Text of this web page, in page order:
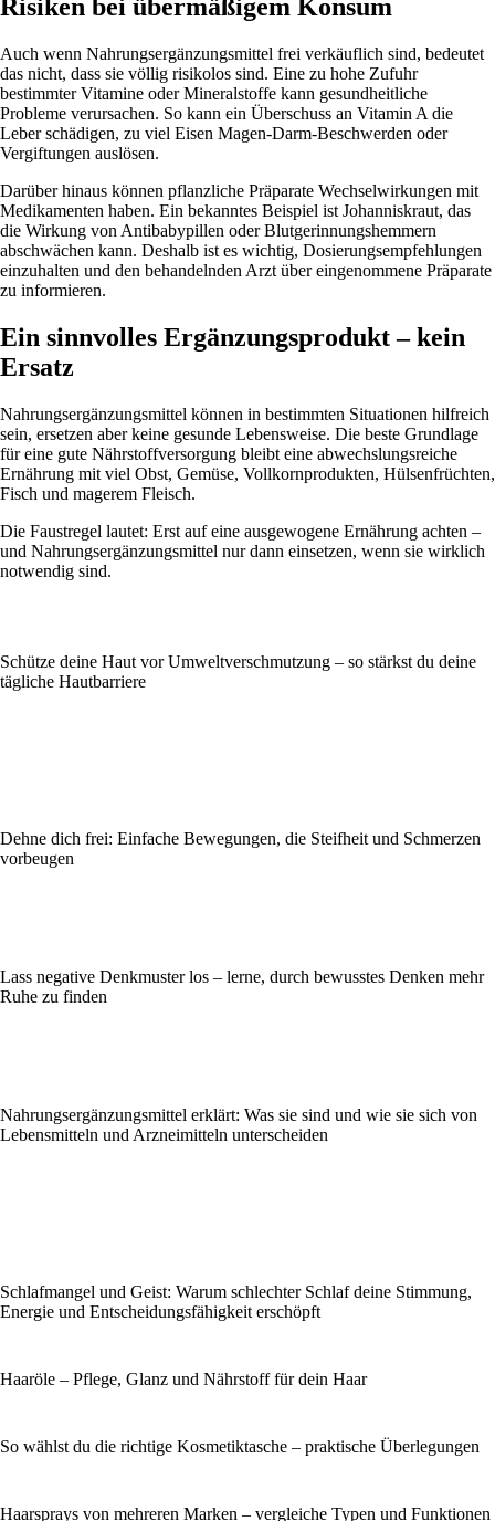
Risiken bei übermäßigem Konsum
Auch wenn Nahrungsergänzungsmittel frei verkäuflich sind, bedeutet
das nicht, dass sie völlig risikolos sind. Eine zu hohe Zufuhr
bestimmter Vitamine oder Mineralstoffe kann gesundheitliche
Probleme verursachen. So kann ein Überschuss an Vitamin A die
Leber schädigen, zu viel Eisen Magen-Darm-Beschwerden oder
Vergiftungen auslösen.
Darüber hinaus können pflanzliche Präparate Wechselwirkungen mit
Medikamenten haben. Ein bekanntes Beispiel ist Johanniskraut, das
die Wirkung von Antibabypillen oder Blutgerinnungshemmern
abschwächen kann. Deshalb ist es wichtig, Dosierungsempfehlungen
einzuhalten und den behandelnden Arzt über eingenommene Präparate
zu informieren.
Ein sinnvolles Ergänzungsprodukt – kein
Ersatz
Nahrungsergänzungsmittel können in bestimmten Situationen hilfreich
sein, ersetzen aber keine gesunde Lebensweise. Die beste Grundlage
für eine gute Nährstoffversorgung bleibt eine abwechslungsreiche
Ernährung mit viel Obst, Gemüse, Vollkornprodukten, Hülsenfrüchten,
Fisch und magerem Fleisch.
Die Faustregel lautet: Erst auf eine ausgewogene Ernährung achten –
und Nahrungsergänzungsmittel nur dann einsetzen, wenn sie wirklich
notwendig sind.
Schütze deine Haut vor Umweltverschmutzung – so stärkst du deine
tägliche Hautbarriere
Dehne dich frei: Einfache Bewegungen, die Steifheit und Schmerzen
vorbeugen
Lass negative Denkmuster los – lerne, durch bewusstes Denken mehr
Ruhe zu finden
Nahrungsergänzungsmittel erklärt: Was sie sind und wie sie sich von
Lebensmitteln und Arzneimitteln unterscheiden
Schlafmangel und Geist: Warum schlechter Schlaf deine Stimmung,
Energie und Entscheidungsfähigkeit erschöpft
Haaröle – Pflege, Glanz und Nährstoff für dein Haar
So wählst du die richtige Kosmetiktasche – praktische Überlegungen
Haarsprays von mehreren Marken – vergleiche Typen und Funktionen